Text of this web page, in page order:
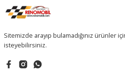
Sitemizde arayıp bulamadığınız ürünler
isteyebilirsiniz.